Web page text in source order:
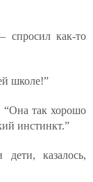
как-то
школе!”
“Она так хорошо
инстинкт.”
казалось,